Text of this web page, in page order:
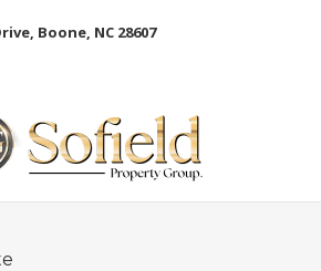
Boone, NC 28607